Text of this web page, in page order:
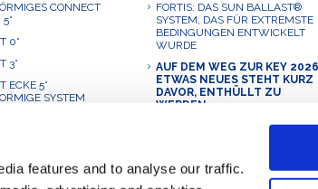
features and to analyse our traffic.
CONNECT
0°
3°
ECKE 5°
SYSTEM
ECKE 10°
SYSTEM
FORTIS: DAS SUN BALLAST®
SYSTEM, DAS FÜR EXTREMSTE
BEDINGUNGEN ENTWICKELT
WURDE
AUF DEM WEG ZUR KEY
ETWAS NEUES STEHT KURZ
DAVOR, ENTHÜLLT ZU
WERDEN.
UNSER 2025: EINE REISE
ZUSAMMENARBEIT
SUN BALLAST ELITE: DER